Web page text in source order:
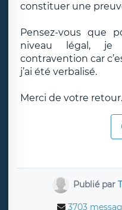
constituer une
Pensez-vous que
niveau légal, je
contravention car
j’ai été verbalisé.
Merci de votre retour.
Publié par
3703